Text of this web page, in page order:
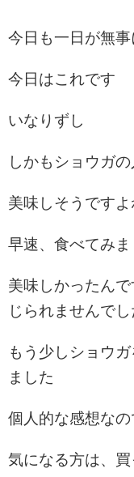
今日も一日が無事
今日はこれです
いなりずし
しかもショウガ
美味しそうですよ
早速、食べてみま
美味しかったん
じられませんでし
もう少しショウ
ました
個人的な感想な
気になる方は、